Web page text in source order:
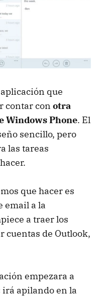
que
contar con otra
Windows Phone. El
sencillo, pero
las tareas
que hacer es
email a la
a traer los
cuentas de Outlook,
empezara a
apilando en la